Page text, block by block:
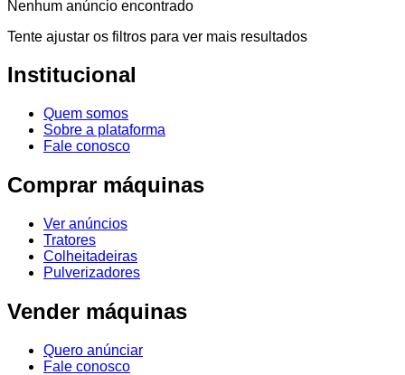
Nenhum anúncio encontrado
Tente ajustar os filtros para ver mais resultados
Institucional
Quem somos
Sobre a plataforma
Fale conosco
Comprar máquinas
Ver anúncios
Tratores
Colheitadeiras
Pulverizadores
Vender máquinas
Quero anúnciar
Fale conosco